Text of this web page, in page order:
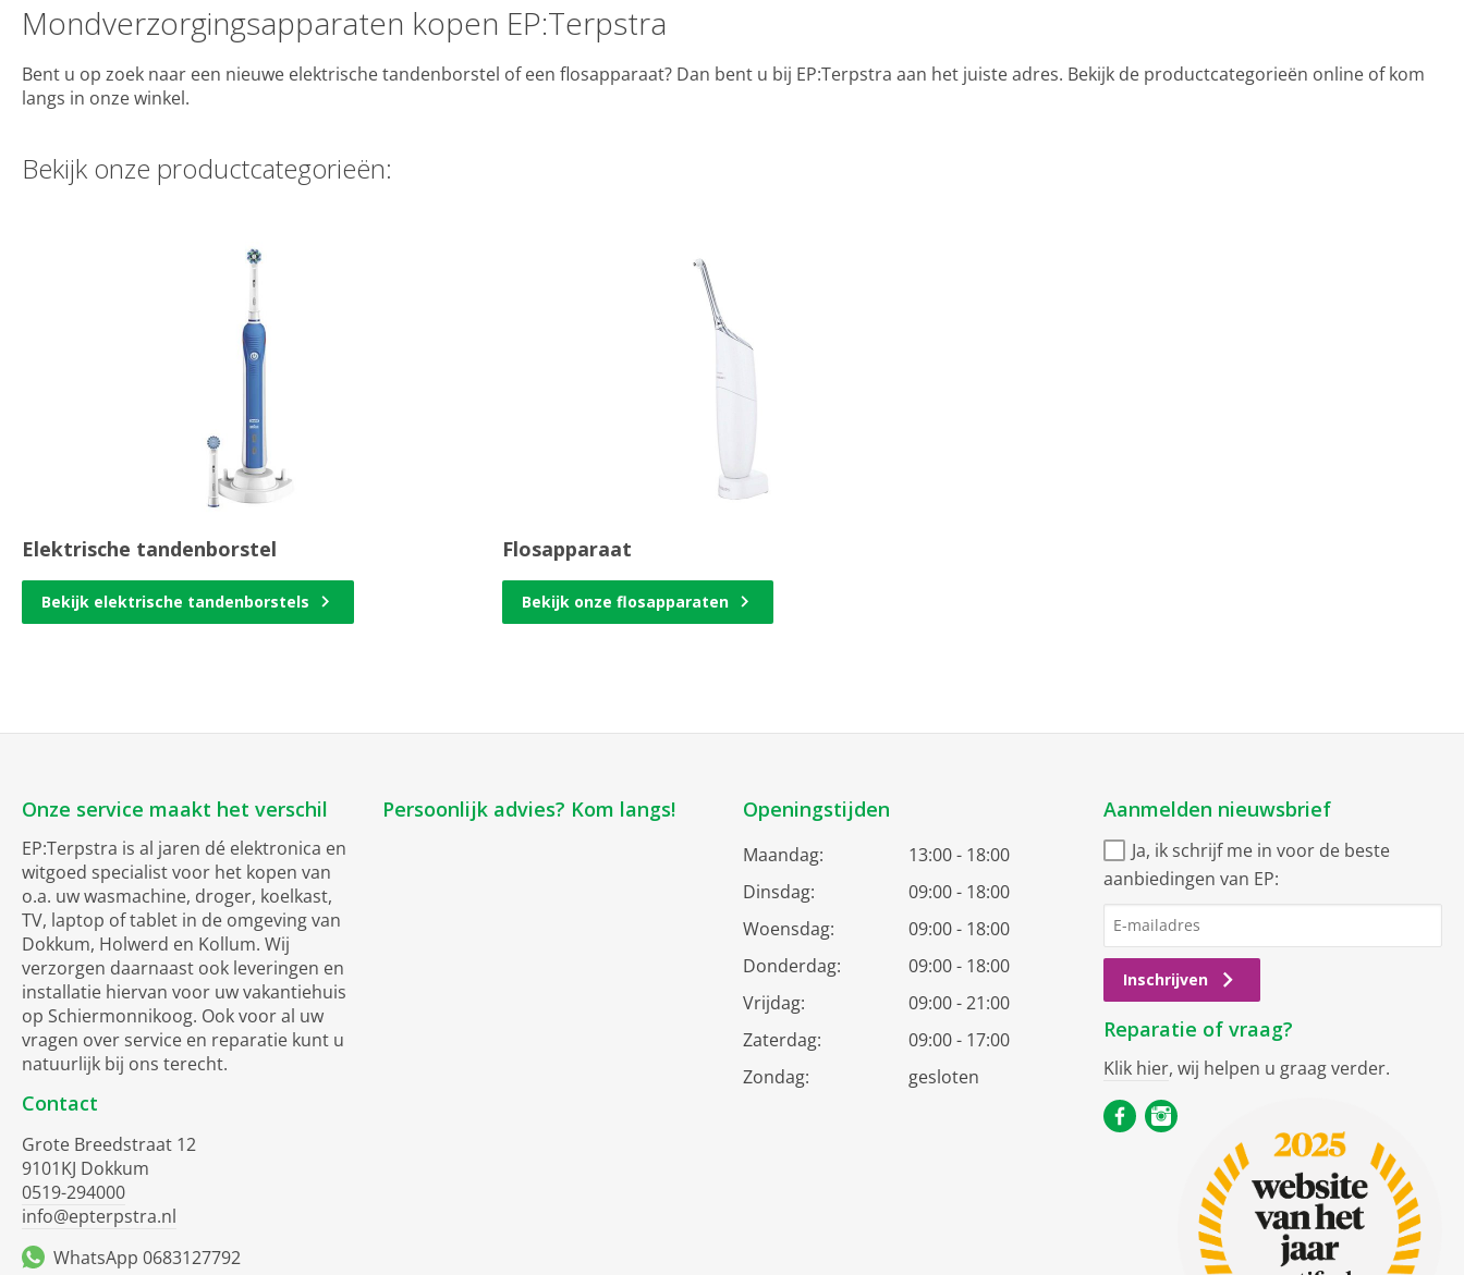
Mondverzorgingsapparaten kopen EP:Terpstra
Bent u op zoek naar een nieuwe elektrische tandenborstel of een flosapparaat? Dan bent u bij EP:Terpstra aan het juiste adres. Bekijk de productcategorieën online of kom
langs in onze winkel.
Bekijk onze productcategorieën:
Elektrische tandenborstel
Bekijk elektrische tandenborstels
Flosapparaat
Bekijk onze flosapparaten
Onze service maakt het verschil
EP:Terpstra is al jaren dé elektronica en
witgoed specialist voor het kopen van
o.a. uw wasmachine, droger, koelkast,
TV, laptop of tablet in de omgeving van
Dokkum, Holwerd en Kollum. Wij
verzorgen daarnaast ook leveringen en
installatie hiervan voor uw vakantiehuis
op Schiermonnikoog. Ook voor al uw
vragen over service en reparatie kunt u
natuurlijk bij ons terecht.
Contact
Grote Breedstraat 12
9101KJ Dokkum
0519-294000
info@epterpstra.nl
WhatsApp 0683127792
Persoonlijk advies? Kom langs! Openingstijden
Maandag:
13:00 - 18:00
Dinsdag:
09:00 - 18:00
Woensdag:
09:00 - 18:00
Donderdag:
09:00 - 18:00
Vrijdag:
09:00 - 21:00
Zaterdag:
09:00 - 17:00
Zondag:
gesloten
Aanmelden nieuwsbrief
Ja, ik schrijf me in voor de beste
aanbiedingen van EP:
Inschrijven
Reparatie of vraag?
Klik hier, wij helpen u graag verder.